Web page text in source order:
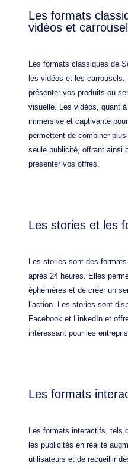
Les formats
vidéos et
Les formats classiques de
les vidéos et les
présenter vos produits ou
visuelle. Les vidéos, quant
immersive et captivante
permettent de combiner
seule publicité, offrant ainsi
présenter vos offres.
Les stories et les
Les stories sont des
après 24 heures. Elles
éphémères et de créer un
l’action. Les stories sont
Facebook et LinkedIn et
intéressant pour les
Les formats
Les formats interactifs, tels
les publicités en réalité
utilisateurs et de recueillir